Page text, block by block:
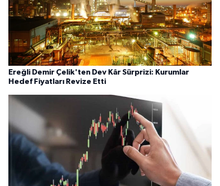
Ereğli Demir Çelik'ten Dev Kâr Sürprizi: Kurumlar
Hedef Fiyatları Revize Etti